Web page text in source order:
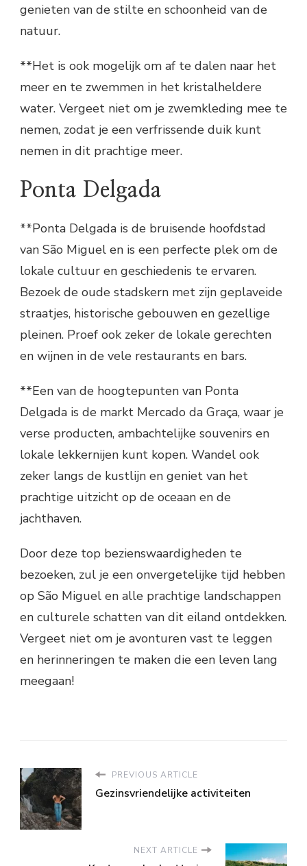
genieten van de stilte en schoonheid van de
natuur.
**Het is ook mogelijk om af te dalen naar het
meer en te zwemmen in het kristalheldere
water. Vergeet niet om je zwemkleding mee te
nemen, zodat je een verfrissende duik kunt
nemen in dit prachtige meer.
Ponta Delgada
**Ponta Delgada is de bruisende hoofdstad
van São Miguel en is een perfecte plek om de
lokale cultuur en geschiedenis te ervaren.
Bezoek de oude stadskern met zijn geplaveide
straatjes, historische gebouwen en gezellige
pleinen. Proef ook zeker de lokale gerechten
en wijnen in de vele restaurants en bars.
**Een van de hoogtepunten van Ponta
Delgada is de markt Mercado da Graça, waar je
verse producten, ambachtelijke souvenirs en
lokale lekkernijen kunt kopen. Wandel ook
zeker langs de kustlijn en geniet van het
prachtige uitzicht op de oceaan en de
jachthaven.
Door deze top bezienswaardigheden te
bezoeken, zul je een onvergetelijke tijd hebben
op São Miguel en alle prachtige landschappen
en culturele schatten van dit eiland ontdekken.
Vergeet niet om je avonturen vast te leggen
en herinneringen te maken die een leven lang
meegaan!
PREVIOUS ARTICLE
Gezinsvriendelijke activiteiten
NEXT ARTICLE